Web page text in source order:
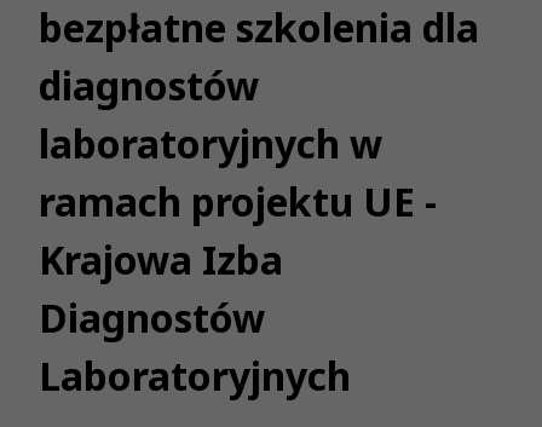
bezpłatne szkolenia dla
diagnostów
laboratoryjnych w
ramach projektu UE -
Krajowa Izba
Diagnostów
Laboratoryjnych